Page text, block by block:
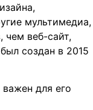
мультимедиа,
чем веб-сайт,
создан в 2015
для его